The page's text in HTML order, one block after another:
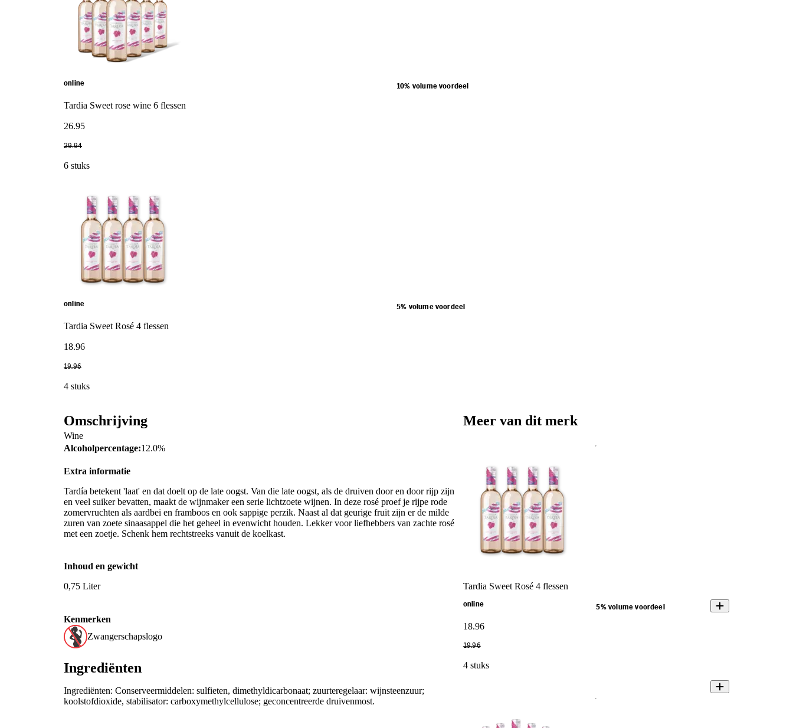
online 10% volume voordeel
Tardia Sweet rose wine 6 flessen
26.95
29.94
6 stuks
online 5% volume voordeel
Tardia Sweet Rosé 4 flessen
18.96
19.96
4 stuks
Omschrijving
Wine
Alcoholpercentage:12.0%
Extra informatie
Tardía betekent 'laat' en dat doelt op de late oogst. Van die late oogst, als de druiven door en door rijp zijn
en veel suiker bevatten, maakt de wijnmaker een serie lichtzoete wijnen. In deze rosé proef je rijpe rode
zomervruchten als aardbei en framboos en ook sappige perzik. Naast al dat geurige fruit zijn er de milde
zuren van zoete sinaasappel die het geheel in evenwicht houden. Lekker voor liefhebbers van zachte rosé
met een zoetje. Schenk hem rechtstreeks vanuit de koelkast.
Inhoud en gewicht
0,75 Liter
Kenmerken
Zwangerschapslogo
Ingrediënten
Ingrediënten: Conserveermiddelen: sulfieten, dimethyldicarbonaat; zuurteregelaar: wijnsteenzuur;
koolstofdioxide, stabilisator: carboxymethylcellulose; geconcentreerde druivenmost.
Meer van dit merk
Tardia Sweet Rosé 4 flessen
online 5% volume voordeel
18.96
19.96
4 stuks